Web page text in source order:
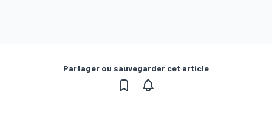
Partager ou sauvegarder cet article